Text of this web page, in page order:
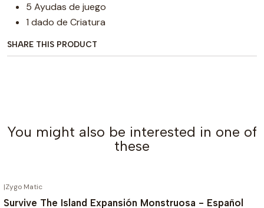
5 Ayudas de juego
1 dado de Criatura
SHARE THIS PRODUCT
You might also be interested in one of
these
|Zygo Matic
Survive The Island Expansión Monstruosa - Español